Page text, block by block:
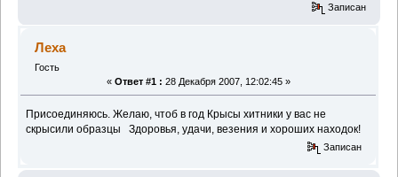
Записан
Леха
Гость
« Ответ #1 : 28 Декабря 2007, 12:02:45 »
Присоединяюсь. Желаю, чтоб в год Крысы хитники у вас не
скрысили образцы
Здоровья, удачи, везения и хороших находок!
Записан